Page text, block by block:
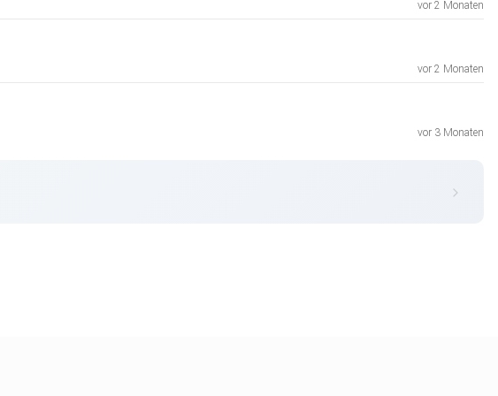
vor 2 Monaten
vor 2 Monaten
vor 3 Monaten